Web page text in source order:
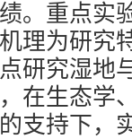
。重点实
理为研究
研究湿地
在生态学
支持下，